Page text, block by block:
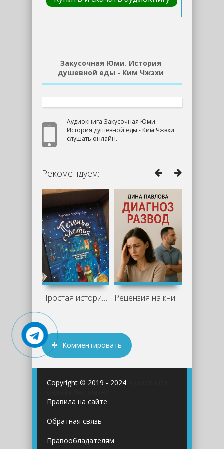
Закусочная Юми. История
душевной еды - Ким Чжэхи
Аудиокнига Закусочная Юми.
История душевной еды - Ким Чжэхи
слушать онлайн.
Рекомендуем:
Простая история со вкусом ванили и тепла Рецензия на книгу "Диагноз развод" -
Комментировать
Copyright © 2019 - 2024
Правила на сайте
Обратная связь
Правообладателям